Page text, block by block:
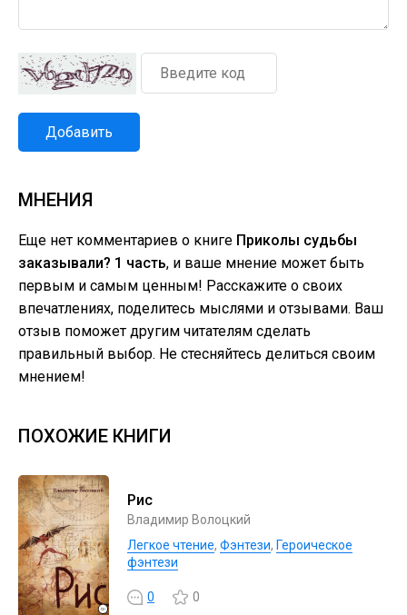
Добавить
МНЕНИЯ
Еще нет комментариев о книге Приколы судьбы
заказывали? 1 часть, и ваше мнение может быть
первым и самым ценным! Расскажите о своих
впечатлениях, поделитесь мыслями и отзывами. Ваш
отзыв поможет другим читателям сделать
правильный выбор. Не стесняйтесь делиться своим
мнением!
ПОХОЖИЕ КНИГИ
Рис
Владимир Волоцкий
Легкое чтение, Фэнтези, Героическое
фэнтези
0 0